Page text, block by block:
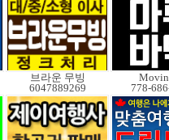
브라운 무빙
6047889269
778-